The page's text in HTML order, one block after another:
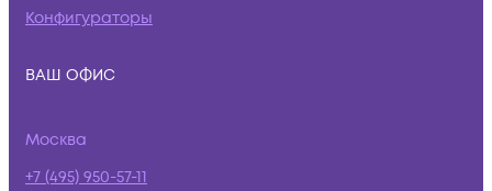
Конфигураторы
ВАШ ОФИС
Москва
+7 (495) 950-57-11